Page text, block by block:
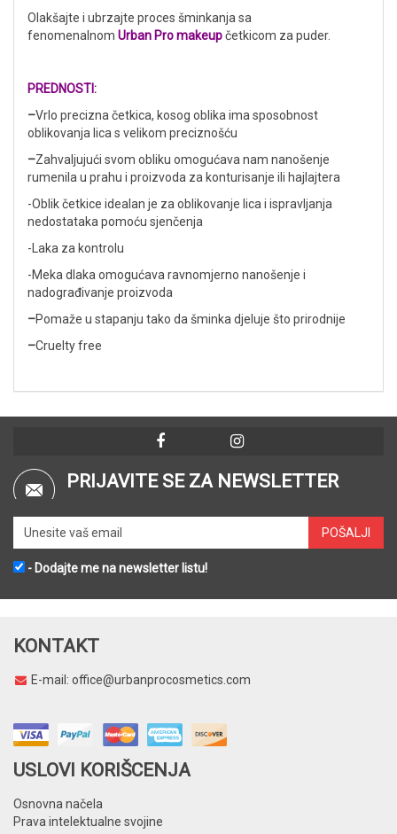
Olakšajte i ubrzajte proces šminkanja sa
fenomenalnom Urban Pro makeupčetkicom za puder.
PREDNOSTI:
–Vrlo precizna četkica, kosog oblika ima sposobnost
oblikovanja lica s velikom preciznošću
–Zahvaljujući svom obliku omogućava nam nanošenje
rumenila u prahu i proizvoda za konturisanje ili hajlajtera
-Oblik četkice idealan je za oblikovanje lica i ispravljanja
nedostataka pomoću sjenčenja
-Laka za kontrolu
-Meka dlaka omogućava ravnomjerno nanošenje i
nadograđivanje proizvoda
–Pomaže u stapanju tako da šminka djeluje što prirodnije
–Cruelty free
PRIJAVITE SE ZA NEWSLETTER
- Dodajte me na newsletter listu!
KONTAKT
E-mail: office@urbanprocosmetics.com
USLOVI KORIŠCENJA
Osnovna načela
Prava intelektualne svojine